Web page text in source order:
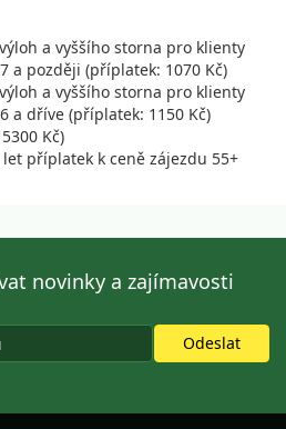
a vyššího storna pro klienty
a později (příplatek: 1070 Kč)
a vyššího storna pro klienty
a dříve (příplatek: 1150 Kč)
Kč)
příplatek k ceně zájezdu 55+
novinky a zajímavosti